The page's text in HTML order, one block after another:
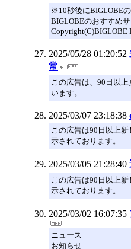
※10秒後にBIGLOBE
BIGLOBEのおすすめ
Copyright(C)BIGLOBE
2025/05/28 01:20:52
常
この広告は、90日以
います。
2025/03/07 23:18:38
この広告は90日以上
示されております。
2025/03/05 21:28:40
この広告は90日以上
示されております。
2025/03/02 16:07:35
ニュース
お知らせ